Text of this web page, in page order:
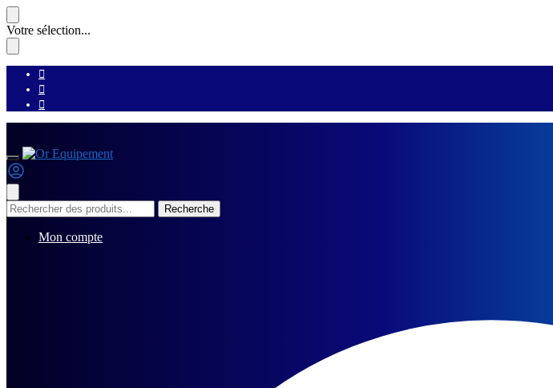
Skip
to
navigation
Skip
to
content
Votre sélection...
Recherche
pour :
Recherche
Mon compte